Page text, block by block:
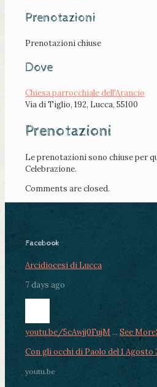
Prenotazioni
Prenotazioni chiuse
Dove
Chiesa parrocchiale dell'Arancio
Via di Tiglio, 192, Lucca, 55100
Prenotazioni
Le prenotazioni sono chiuse per
Celebrazione.
Comments are closed.
Facebook
Arcidiocesi di Lucca
7 days ago
youtu.be/5cAwjj0FujM ... See More
Con gli occhi di Paolo del 1 Agosto
youtu.be